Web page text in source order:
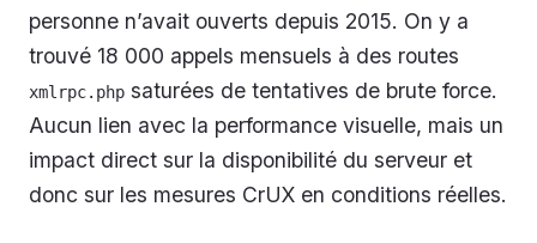
personne n’avait ouverts depuis 2015. On y a
trouvé 18 000 appels mensuels à des routes
xmlrpc.php saturées de tentatives de brute force.
Aucun lien avec la performance visuelle, mais un
impact direct sur la disponibilité du serveur et
donc sur les mesures CrUX en conditions réelles.